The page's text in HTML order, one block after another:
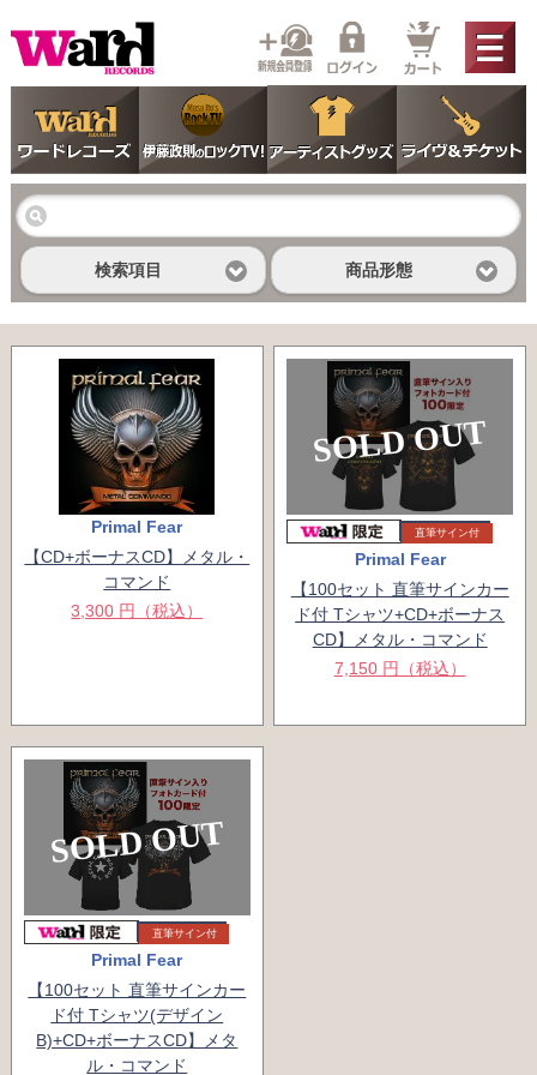
検索項目 商品形態
Primal Fear
【CD+ボーナスCD】メタル・
コマンド
3,300 円（税込）
SOLD OUT
直筆サイン付
Primal Fear
【100セット 直筆サインカー
ド付 Tシャツ+CD+ボーナス
CD】メタル・コマンド
7,150 円（税込）
SOLD OUT
直筆サイン付
Primal Fear
【100セット 直筆サインカー
ド付 Tシャツ(デザイン
B)+CD+ボーナスCD】メタ
ル・コマンド